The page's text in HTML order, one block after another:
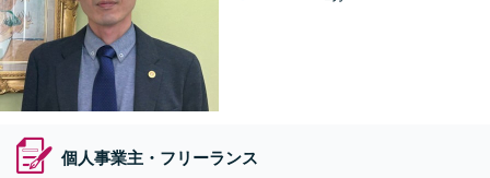
個人事業主・フリーランス